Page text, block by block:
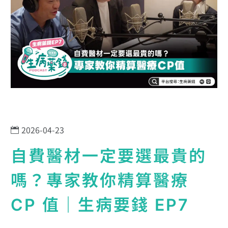
2026-04-23
自費醫材一定要選最貴的
嗎？專家教你精算醫療
CP 值｜生病要錢 EP7